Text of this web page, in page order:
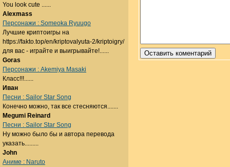
You look cute ......
Alexmass
Персонажи : Someoka Ryuugo
Лучшие криптоигры на
https://fakto.top/en/kriptovalyuta-2/kriptoigry/
для вас - играйте и выигрывайте!......
Goras
Персонажи : Akemiya Masaki
Класс!!!......
Иван
Песни : Sailor Star Song
Конечно можно, так все стесняются.......
Megumi Reinard
Песни : Sailor Star Song
Ну можно было бы и автора перевода
указать.........
John
Аниме : Naruto